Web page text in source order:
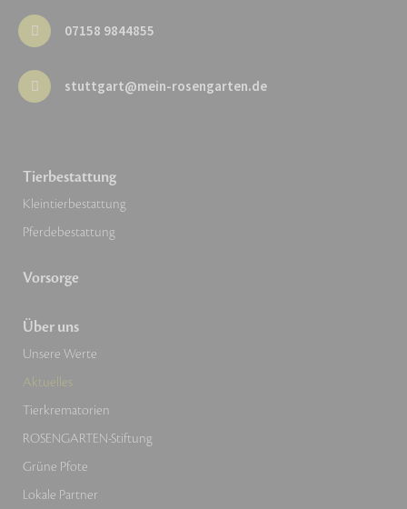
07158 9844855
stuttgart@mein-rosengarten.de
Tierbestattung
Kleintierbestattung
Pferdebestattung
Vorsorge
Über uns
Unsere Werte
Aktuelles
Tierkrematorien
ROSENGARTEN-Stiftung
Grüne Pfote
Lokale Partner